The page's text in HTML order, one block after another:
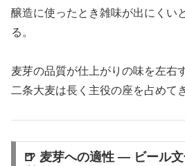
醸造に使ったとき雑味が出にくい
る。
麦芽の品質が仕上がりの味を左右
二条大麦は長く主役の座を占めて
🍺 麦芽への適性 ― ビール